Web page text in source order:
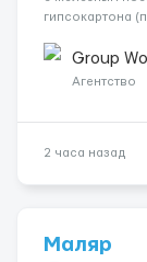
гипсокартона
малярных работ
Штукатурные
Group
Агентство
2 часа назад
Маляр